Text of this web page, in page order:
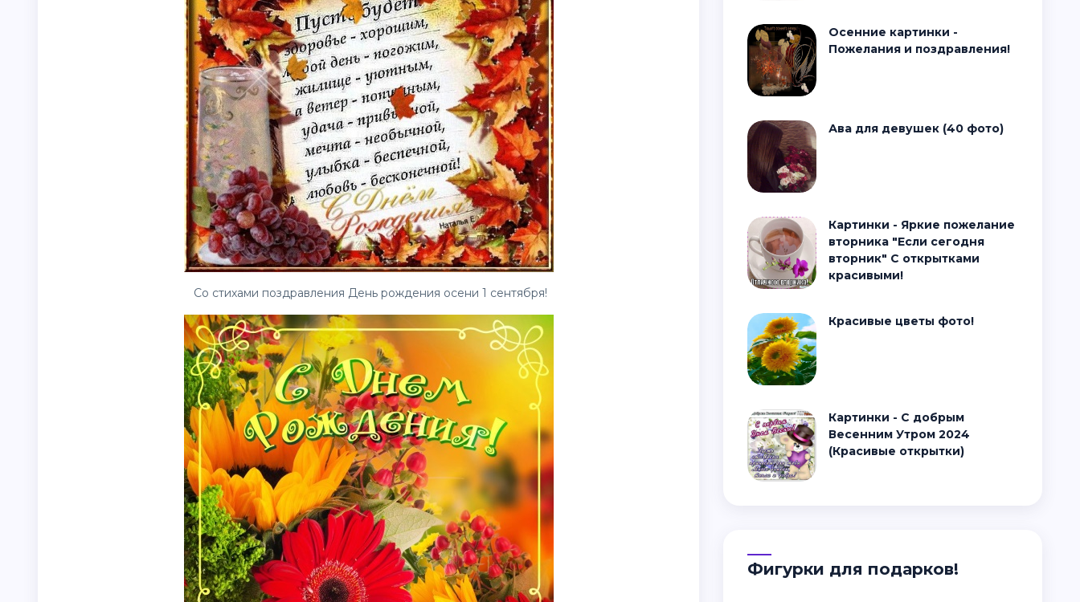
Со стихами поздравления День рождения осени 1 сентября!
Осенние картинки -
Пожелания и поздравления!
Ава для девушек (40 фото)
Картинки - Яркие пожелание
вторника "Если сегодня
вторник" С открытками
красивыми!
Красивые цветы фото!
Картинки - С добрым
Весенним Утром 2024
(Красивые открытки)
Фигурки для подарков!